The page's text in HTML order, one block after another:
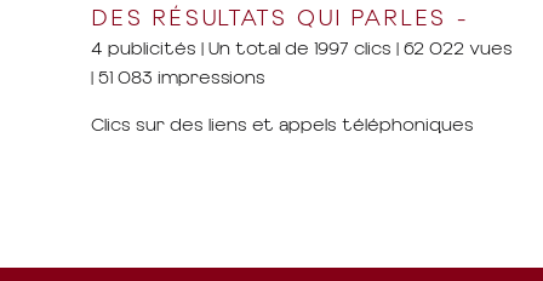
DES RÉSULTATS QUI PARLES -
4 publicités | Un total de 1997 clics | 62 022 vues
| 51 083 impressions
Clics sur des liens et appels téléphoniques